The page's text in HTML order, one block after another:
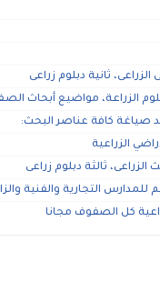
ثانية دبلوم زراعى
مواضيع أبحاث الصف
صياغة كافة عناصر البحث:
الزراعية
ثالثة دبلوم زراعى
للمدارس التجارية والفنية
كل الصفوف مجانا